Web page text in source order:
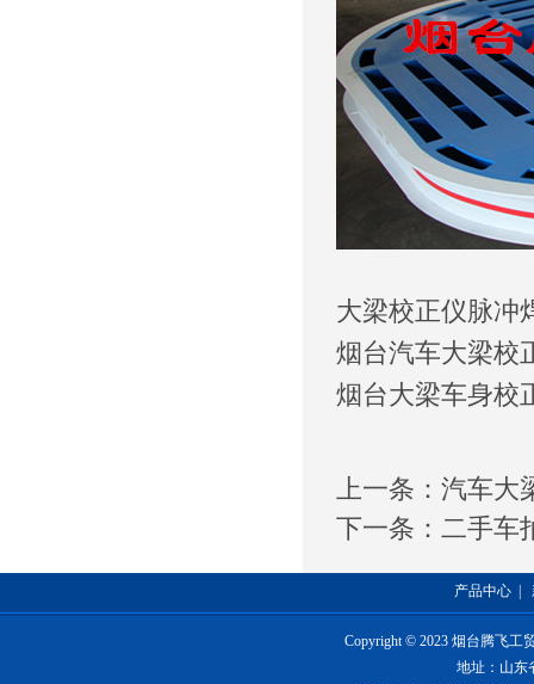
大梁校正仪脉冲
烟台汽车大梁校
烟台大梁车身校
上一条： 汽车大
下一条： 二手车
产品中心
Copyright © 2023 烟台腾飞工
地址：山东